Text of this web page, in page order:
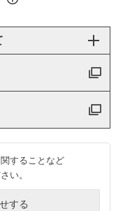
することなど
い。
する